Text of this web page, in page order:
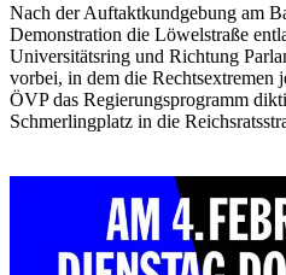
Nach der Auftaktkundgebung am
Demonstration die Löwelstraße
Universitätsring und Richtung
vorbei, in dem die Rechtsextremen
ÖVP das Regierungsprogramm
Schmerlingplatz in die